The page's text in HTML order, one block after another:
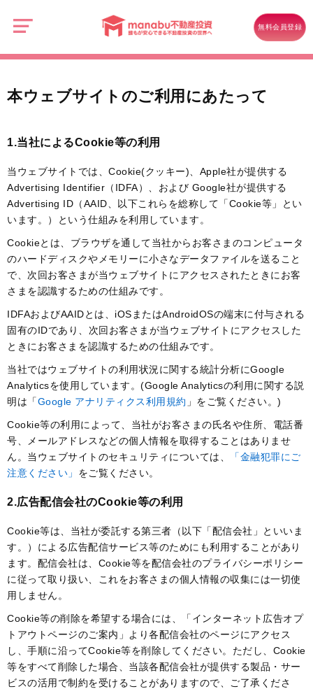
無料会員登録
本ウェブサイトのご利用にあたって
本ウェブサイトのご利用にあたって
1.当社によるCookie等の利用
当ウェブサイトでは、Cookie(クッキー)、Apple社が提供する
Advertising Identifier（IDFA）、および Google社が提供する
Advertising ID（AAID、以下これらを総称して「Cookie等」とい
います。）という仕組みを利用しています。
Cookieとは、ブラウザを通して当社からお客さまのコンピュータ
のハードディスクやメモリーに小さなデータファイルを送ること
で、次回お客さまが当ウェブサイトにアクセスされたときにお客
さまを認識するための仕組みです。
IDFAおよびAAIDとは、iOSまたはAndroidOSの端末に付与される
固有のIDであり、次回お客さまが当ウェブサイトにアクセスした
ときにお客さまを認識するための仕組みです。
当社ではウェブサイトの利用状況に関する統計分析にGoogle
Analyticsを使用しています。(Google Analyticsの利用に関する説
明は「Google アナリティクス利用規約 」をご覧ください。)
Cookie等の利用によって、当社がお客さまの氏名や住所、電話番
号、メールアドレスなどの個人情報を取得することはありませ
ん。当ウェブサイトのセキュリティについては、
「金融犯罪にご
注意ください」 をご覧ください。
2.広告配信会社のCookie等の利用
Cookie等は、当社が委託する第三者（以下「配信会社」といいま
す。）による広告配信サービス等のためにも利用することがあり
ます。配信会社は、Cookie等を配信会社のプライバシーポリシー
に従って取り扱い、これをお客さまの個人情報の収集には一切使
用しません。
Cookie等の削除を希望する場合には、「インターネット広告オプ
トアウトページのご案内」より各配信会社のページにアクセス
し、手順に沿ってCookie等を削除してください。ただし、Cookie
等をすべて削除した場合、当該各配信会社が提供する製品・サー
ビスの活用で制約を受けることがありますので、ご了承くださ